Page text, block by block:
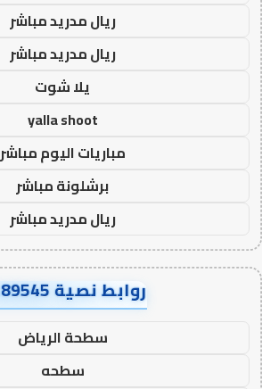
ريال مدريد مباشر
ريال مدريد مباشر
يلا شوت
yalla shoot
مباريات اليوم مباشر
برشلونة مباشر
ريال مدريد مباشر
روابط نصية AA89545
سطحة الرياض
سطحه